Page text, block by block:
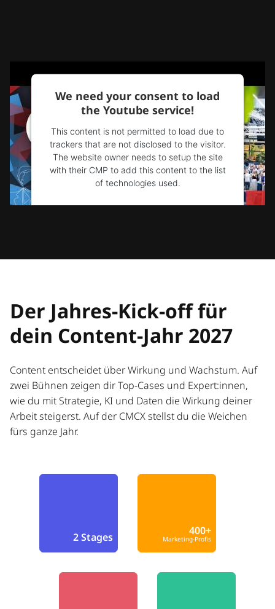
We need your consent to load
the Youtube service!
This content is not permitted to load due to
trackers that are not disclosed to the visitor.
The website owner needs to setup the site
with their CMP to add this content to the list
of technologies used.
Powered byUsercentrics Consent
Der Jahres-Kick-off für
dein Content-Jahr 2027
Content entscheidet über Wirkung und Wachstum. Auf
zwei Bühnen zeigen dir Top-Cases und Expert:innen,
wie du mit Strategie, KI und Daten die Wirkung deiner
Arbeit steigerst. Auf der CMCX stellst du die Weichen
fürs ganze Jahr.
2 Stages 400+
Marketing-Profis